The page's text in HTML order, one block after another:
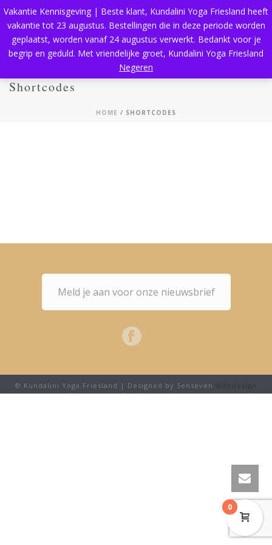
Shortcodes
HOME / SHORTCODES
Meld je aan voor onze nieuwsbrief
© Kundalini Yoga Friesland | Designed by Senseven Webdesign
0
Vakantie Kennisgeving | Beste klant, Kundalini Yoga Friesland heeft
vakantie tot 23 augustus. Bestellingen die in deze periode worden
geplaatst, worden vanaf 24 augustus verwerkt. Bedankt voor je
begrip en geduld. Met vriendelijke groet, Kundalini Yoga Friesland
Negeren